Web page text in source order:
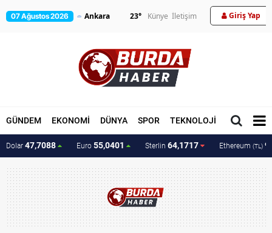
07 Ağustos 2026 23° Künye İletişim Giriş Yap
GÜNDEM EKONOMİ DÜNYA SPOR TEKNOLOJİ MAGAZİN
Dolar 47,7088 Euro 55,0401 Sterlin 64,1717 Ethereum (TL)